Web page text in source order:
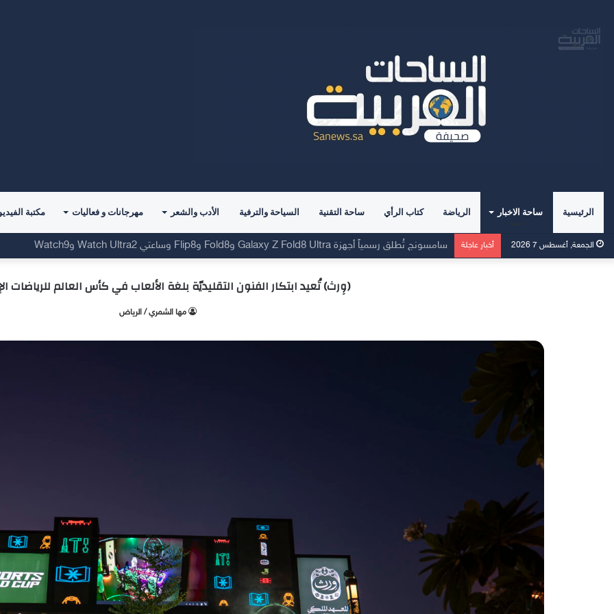
الرئيسية ساحة الاخبار الرياضة كتاب الرأي ساحة التقنية السياحة والترفية الأدب والشعر مهرجانات و فعاليات مكتبة
الجمعة, أغسطس 7 2026 أخبار عاجلة وسط إقبالٍ غير مسبوق، جهاز Galaxy Z Fold8 من سامسونج يحطم الأرقام القياسية للطلبات المسبقة
(وِرث) تُعيد ابتكار الفنون التقليديّة بلغة الألعاب في كأس العالم للرياضات
‫مها الشمري / الرياض